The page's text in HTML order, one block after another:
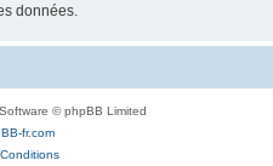
données.
© phpBB Limited
fr.com
Conditions